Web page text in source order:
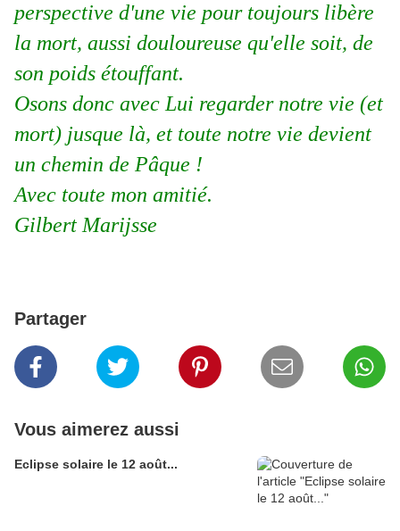
perspective d'une vie pour toujours libère
la mort, aussi douloureuse qu'elle soit, de
son poids étouffant.
Osons donc avec Lui regarder notre vie (et
mort) jusque là, et toute notre vie devient
un chemin de Pâque !
Avec toute mon amitié.
Gilbert Marijsse
Partager
Vous aimerez aussi
Eclipse solaire le 12 août...